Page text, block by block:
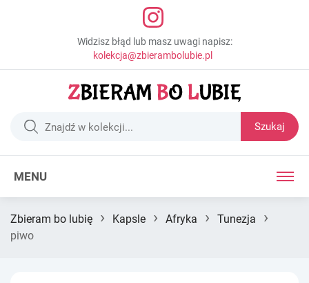
Widzisz błąd lub masz uwagi napisz:
kolekcja@zbierambolubie.pl
Szukaj
MENU
Zbieram bo lubię › Kapsle › Afryka › Tunezja ›
piwo